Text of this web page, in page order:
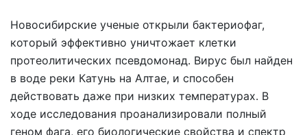
Новосибирские ученые открыли бактериофаг,
который эффективно уничтожает клетки
протеолитических псевдомонад. Вирус был найден
в воде реки Катунь на Алтае, и способен
действовать даже при низких температурах. В
ходе исследования проанализировали полный
геном фага, его биологические свойства и спектр